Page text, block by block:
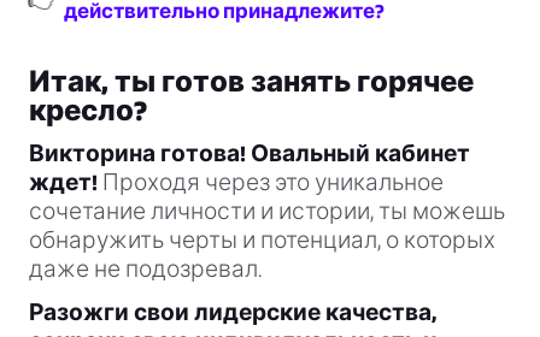
действительно принадлежите?
Итак, ты готов занять горячее
кресло?
Викторина готова! Овальный кабинет
ждет! Проходя через это уникальное
сочетание личности и истории, ты можешь
обнаружить черты и потенциал, о которых
даже не подозревал.
Разожги свои лидерские качества,